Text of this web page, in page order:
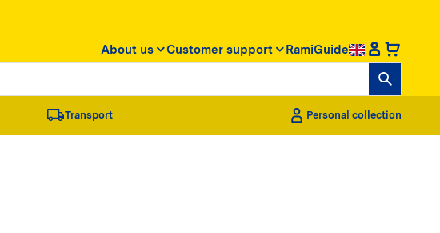
About us Customer support RamiGuide
Transport Personal collection